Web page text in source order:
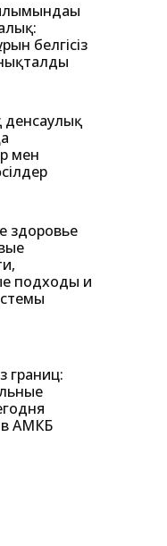
белгісіз
денсаулық
мен
здоровье
подходы и
границ:
АМКБ